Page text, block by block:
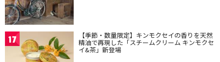
17 【季節・数量限定】キンモクセイの香りを天然
精油で再現した「スチームクリーム キンモクセ
イ&茶」新登場